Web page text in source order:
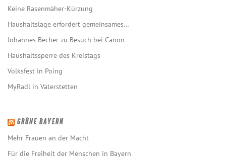
Keine Rasenmäher-Kürzung
Haushaltslage erfordert gemeinsames…
Johannes Becher zu Besuch bei Canon
Haushaltssperre des Kreistags
Volksfest in Poing
MyRadl in Vaterstetten
GRÜNE BAYERN
Mehr Frauen an der Macht
Für die Freiheit der Menschen in Bayern